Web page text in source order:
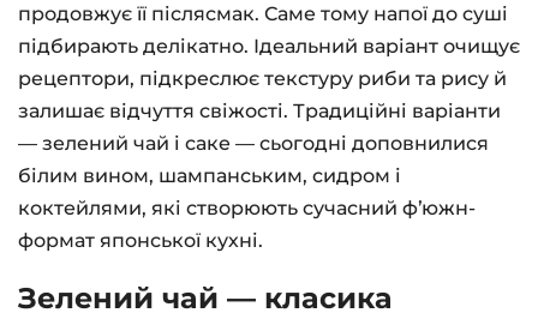
продовжує її післясмак. Саме тому напої до суші
підбирають делікатно. Ідеальний варіант очищує
рецептори, підкреслює текстуру риби та рису й
залишає відчуття свіжості. Традиційні варіанти
— зелений чай і саке — сьогодні доповнилися
білим вином, шампанським, сидром і
коктейлями, які створюють сучасний фʼюжн-
формат японської кухні.
Зелений чай — класика